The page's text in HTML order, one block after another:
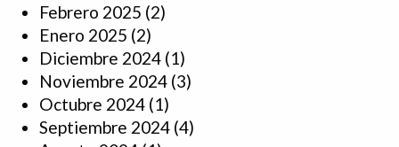
Febrero 2025 (2)
Enero 2025 (2)
Diciembre 2024 (1)
Noviembre 2024 (3)
Octubre 2024 (1)
Septiembre 2024 (4)